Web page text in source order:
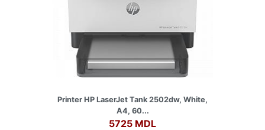
Printer HP LaserJet Tank 2502dw, White,
A4, 60...
5725 MDL